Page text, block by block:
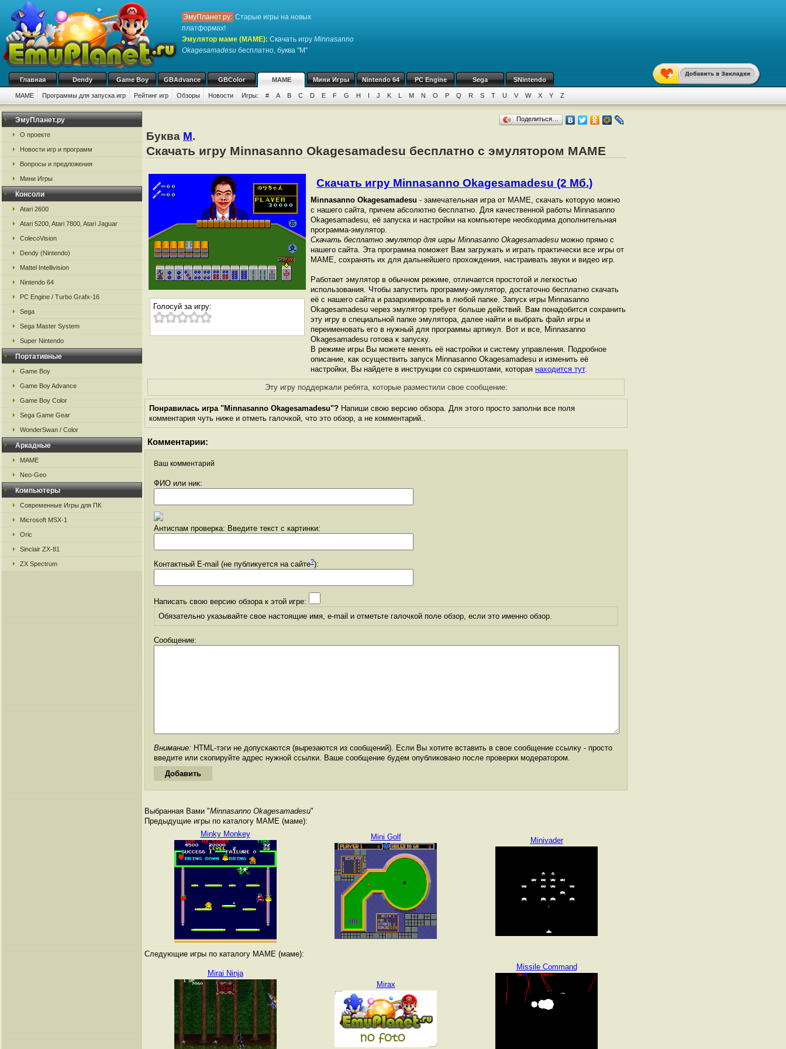
ЭмуПланет.ру: Старые игры на новых
платформах!
Эмулятор маме (MAME): Скачать игру Minnasanno
Okagesamadesu бесплатно, буква "M"
Главная Dendy Game Boy GBAdvance GBColor MAME Мини Игры Nintendo 64 PC Engine Sega SNintendo
MAME Программы для запуска игр Рейтинг игр Обзоры Новости Игры: # A B C D E F G H I J K L M N O P Q R S T U V W X Y Z
ЭмуПланет.ру
О проекте
Новости игр и программ
Вопросы и предложения
Мини Игры
Консоли
Atari 2600
Atari 5200, Atari 7800, Atari Jaguar
ColecoVision
Dendy (Nintendo)
Mattel Intellivision
Nintendo 64
PC Engine / Turbo Grafx-16
Sega
Sega Master System
Super Nintendo
Портативные
Game Boy
Game Boy Advance
Game Boy Color
Sega Game Gear
WonderSwan / Color
Аркадные
MAME
Neo-Geo
Компьютеры
Современные Игры для ПК
Microsoft MSX-1
Oric
Sinclair ZX-81
ZX Spectrum
Поделиться…
Буква M.
Скачать игру Minnasanno Okagesamadesu бесплатно с эмулятором MAME
Голосуй за игру:
Скачать игру Minnasanno Okagesamadesu (2 Мб.)
Minnasanno Okagesamadesu - замечательная игра от МАМЕ, скачать которую можно
с нашего сайта, причем абсолютно бесплатно. Для качественной работы Minnasanno
Okagesamadesu, её запуска и настройки на компьютере необходима дополнительная
программа-эмулятор.
Скачать бесплатно эмулятор для игры Minnasanno Okagesamadesu можно прямо с
нашего сайта. Эта программа поможет Вам загружать и играть практически все игры от
МАМЕ, сохранять их для дальнейшего прохождения, настраивать звуки и видео игр.
Работает эмулятор в обычном режиме, отличается простотой и легкостью
использования. Чтобы запустить программу-эмулятор, достаточно бесплатно скачать
её с нашего сайта и разархивировать в любой папке. Запуск игры Minnasanno
Okagesamadesu через эмулятор требует больше действий. Вам понадобится сохранить
эту игру в специальной папке эмулятора, далее найти и выбрать файл игры и
переименовать его в нужный для программы артикул. Вот и все, Minnasanno
Okagesamadesu готова к запуску.
В режиме игры Вы можете менять её настройки и систему управления. Подробное
описание, как осуществить запуск Minnasanno Okagesamadesu и изменить её
настройки, Вы найдете в инструкции со скриншотами, которая находится тут.
Эту игру поддержали ребята, которые разместили свое сообщение:
Понравилась игра "Minnasanno Okagesamadesu"? Напиши свою версию обзора. Для этого просто заполни все поля
комментария чуть ниже и отметь галочкой, что это обзор, а не комментарий..
Комментарии:
Ваш комментарий
ФИО или ник:
Антиспам проверка: Введите текст с картинки:
Контактный E-mail (не публикуется на сайте?):
Написать свою версию обзора к этой игре:
Обязательно указывайте свое настоящие имя, e-mail и отметьте галочкой поле обзор, если это именно обзор.
Сообщение:
Внимание: HTML-тэги не допускаются (вырезаются из сообщений). Если Вы хотите вставить в свое сообщение ссылку - просто
введите или скопируйте адрес нужной ссылки. Ваше сообщение будем опубликовано после проверки модератором.
Выбранная Вами "Minnasanno Okagesamadesu"
Предыдущие игры по каталогу MAME (маме):
Minky Monkey
Mini Golf Minivader
Следующие игры по каталогу MAME (маме):
Mirai Ninja
Mirax
Missile Command